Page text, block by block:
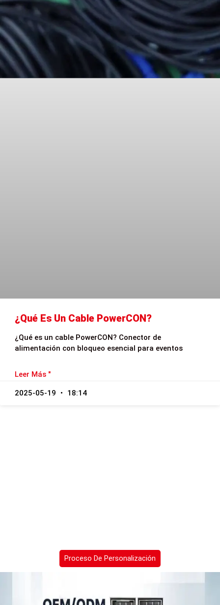
¿Qué Es Un Cable PowerCON?
¿Qué es un cable PowerCON? Conector de
alimentación con bloqueo esencial para eventos
Leer Más "
2025-05-19 18:14
Proceso De Personalización